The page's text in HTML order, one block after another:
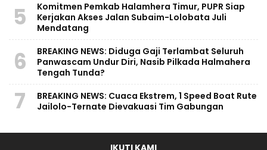
5
Komitmen Pemkab Halamhera Timur, PUPR Siap
Kerjakan Akses Jalan Subaim-Lolobata Juli
Mendatang
6
BREAKING NEWS: Diduga Gaji Terlambat Seluruh
Panwascam Undur Diri, Nasib Pilkada Halmahera
Tengah Tunda?
7
BREAKING NEWS: Cuaca Ekstrem, 1 Speed Boat Rute
Jailolo-Ternate Dievakuasi Tim Gabungan
IKUTI KAMI